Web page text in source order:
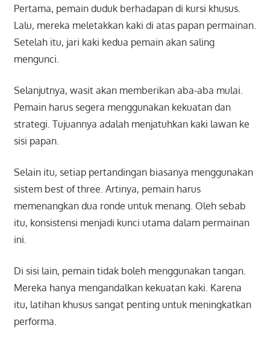
Pertama, pemain duduk berhadapan di kursi khusus.
Lalu, mereka meletakkan kaki di atas papan permainan.
Setelah itu, jari kaki kedua pemain akan saling
mengunci.
Selanjutnya, wasit akan memberikan aba-aba mulai.
Pemain harus segera menggunakan kekuatan dan
strategi. Tujuannya adalah menjatuhkan kaki lawan ke
sisi papan.
Selain itu, setiap pertandingan biasanya menggunakan
sistem best of three. Artinya, pemain harus
memenangkan dua ronde untuk menang. Oleh sebab
itu, konsistensi menjadi kunci utama dalam permainan
ini.
Di sisi lain, pemain tidak boleh menggunakan tangan.
Mereka hanya mengandalkan kekuatan kaki. Karena
itu, latihan khusus sangat penting untuk meningkatkan
performa.